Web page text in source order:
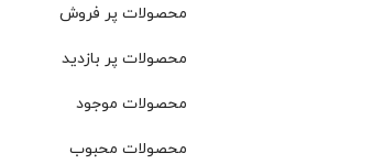
محصولات پر فروش
محصولات پر بازدید
محصولات موجود
محصولات محبوب